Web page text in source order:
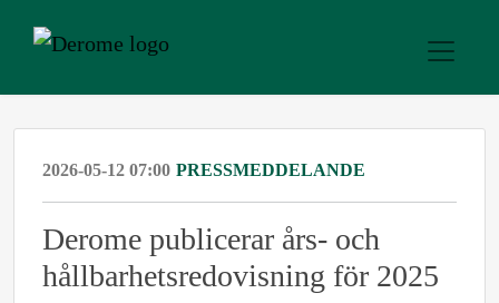
2026-05-12 07:00 PRESSMEDDELANDE
Derome publicerar års- och
hållbarhetsredovisning för 2025